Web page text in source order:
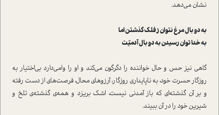
نشان می‏‌دهد.
به دو بال مرغ نتوان ز فلک گذشتن اما
به خدا توان رسیدن به دو بال آدمیّت
گاهی نیز حس و حال خواننده را دگرگون می‏‌کند و او را وامی‌‏دارد بی‏‌اختیار به
روزگار حسرت خود، به ناپایداری روزگار، آرزوهای محال، فرصت‏‌های از دست رفته
و بر آن گذشته‌‏ای که باز آمدنی نیست، اشک بریزد و همه‌ی گذشته‌ی تلخ و
شیرین خود را در آن ببیند.